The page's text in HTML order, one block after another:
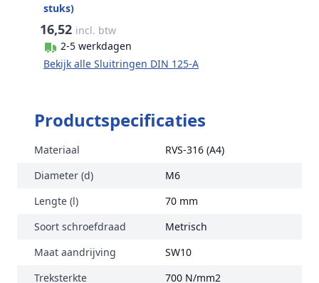
stuks)
16,52 incl. btw
2-5 werkdagen
Bekijk alle Sluitringen DIN 125-A
Productspecificaties
Materiaal
RVS-316 (A4)
Diameter (d)
M6
Lengte (l)
70 mm
Soort schroefdraad
Metrisch
Maat aandrijving
SW10
Treksterkte
700 N/mm2